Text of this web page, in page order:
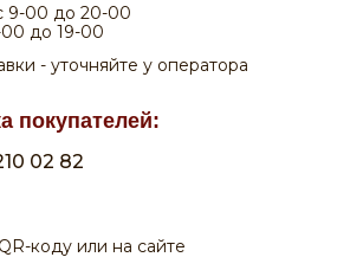
02 82
9-00 до 20-00
до 19-00
- уточняйте у оператора
коду или на сайте
покупателей: